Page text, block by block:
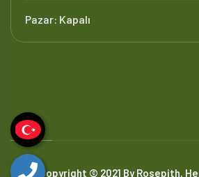
Pazar: Kapalı
Copyright © 2021 By Rosepith.